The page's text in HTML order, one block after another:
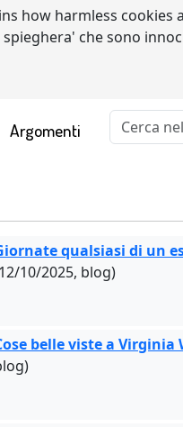
how harmless cookies
che sono
Argomenti
qualsiasi di un
10/2025, blog)
belle viste a Virginia